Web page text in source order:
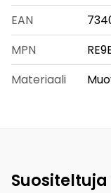
EAN
MPN
Materiaali